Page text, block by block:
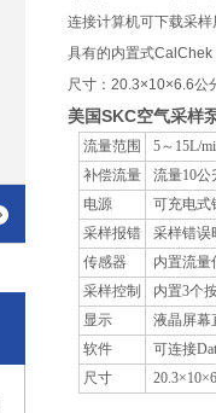
连接计算机可下载采
具有的内置式
尺寸：20.3×10×6.6公
美国SKC空气采
流量范围
5～15L/
补偿流量
流量10公
电源
可充电式
采样报错
采样错误
传感器
内置流
采样控制
内置3个
显示
液晶屏幕
软件
可连接
尺寸